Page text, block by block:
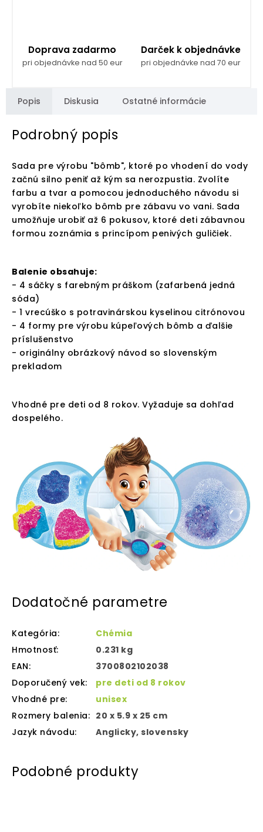
Doprava zadarmo
pri objednávke nad 50 eur
Darček k objednávke
pri objednávke nad 70 eur
Popis Diskusia Ostatné informácie
Podrobný popis
Sada pre výrobu "bômb", ktoré po vhodení do vody
začnú silno peniť až kým sa nerozpustia. Zvolíte
farbu a tvar a pomocou jednoduchého návodu si
vyrobíte niekoľko bômb pre zábavu vo vani. Sada
umožňuje urobiť až 6 pokusov, ktoré deti zábavnou
formou zoznámia s princípom penivých guličiek.
Balenie obsahuje:
- 4 sáčky s farebným práškom (zafarbená jedná
sóda)
- 1 vrecúško s potravinárskou kyselinou citrónovou
- 4 formy pre výrobu kúpeľových bômb a ďalšie
príslušenstvo
- originálny obrázkový návod so slovenským
prekladom
Vhodné pre deti od 8 rokov. Vyžaduje sa dohľad
dospelého.
Dodatočné parametre
Kategória:
Chémia
Hmotnosť:
0.231 kg
EAN:
3700802102038
Doporučený vek:
pre deti od 8 rokov
Vhodné pre:
unisex
Rozmery balenia: 20 x 5.9 x 25 cm
Jazyk návodu: Anglicky, slovensky